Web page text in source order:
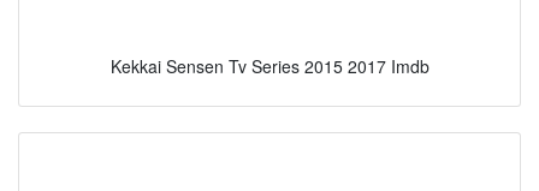
Kekkai Sensen Tv Series 2015 2017 Imdb